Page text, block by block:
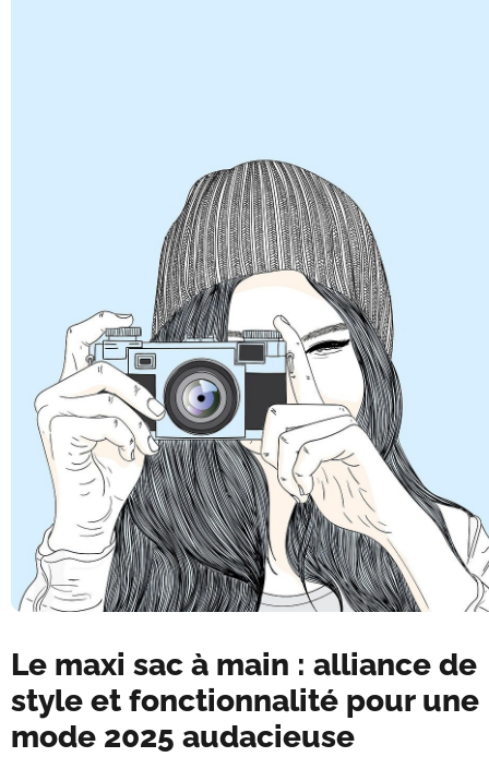
Le maxi sac à main : alliance de
style et fonctionnalité pour une
mode 2025 audacieuse